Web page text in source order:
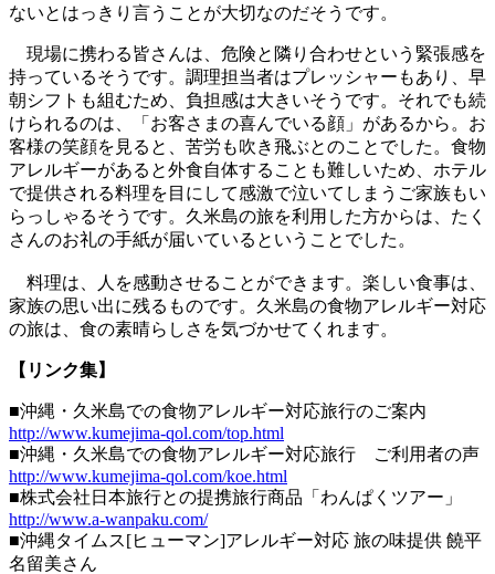
ないとはっきり言うことが大切なのだそうです。
現場に携わる皆さんは、危険と隣り合わせという緊張感を
持っているそうです。調理担当者はプレッシャーもあり、早
朝シフトも組むため、負担感は大きいそうです。それでも続
けられるのは、「お客さまの喜んでいる顔」があるから。お
客様の笑顔を見ると、苦労も吹き飛ぶとのことでした。食物
アレルギーがあると外食自体することも難しいため、ホテル
で提供される料理を目にして感激で泣いてしまうご家族もい
らっしゃるそうです。久米島の旅を利用した方からは、たく
さんのお礼の手紙が届いているということでした。
料理は、人を感動させることができます。楽しい食事は、
家族の思い出に残るものです。久米島の食物アレルギー対応
の旅は、食の素晴らしさを気づかせてくれます。
【リンク集】
■沖縄・久米島での食物アレルギー対応旅行のご案内
http://www.kumejima-qol.com/top.html
■沖縄・久米島での食物アレルギー対応旅行 ご利用者の声
http://www.kumejima-qol.com/koe.html
■株式会社日本旅行との提携旅行商品「わんぱくツアー」
http://www.a-wanpaku.com/
■沖縄タイムス[ヒューマン]アレルギー対応 旅の味提供 饒平
名留美さん